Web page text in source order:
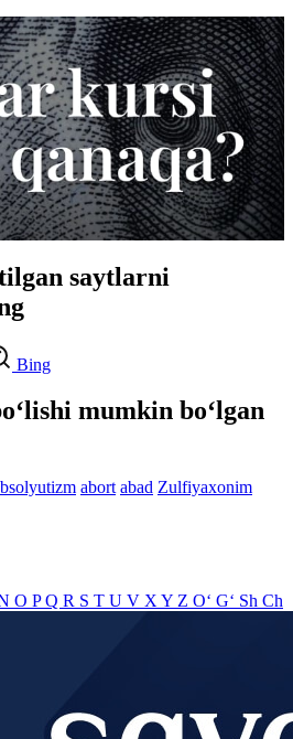
saytlarni
Bing
mumkin bo‘lgan
abort abad Zulfiyaxonim
O PQ R S T U V X Y Z O‘ G‘ Sh Ch